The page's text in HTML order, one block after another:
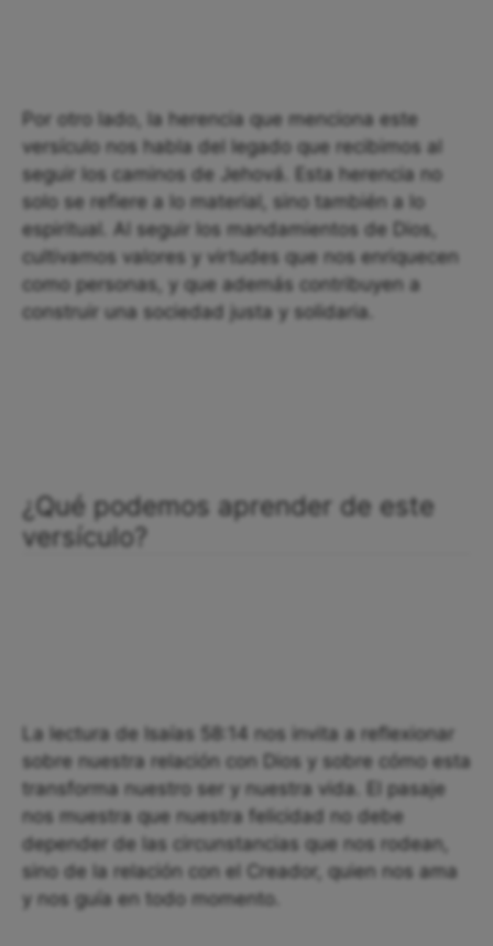
Por otro lado, la herencia que menciona este
versículo nos habla del legado que recibimos al
seguir los caminos de Jehová. Esta herencia no
solo se refiere a lo material, sino también a lo
espiritual. Al seguir los mandamientos de Dios,
cultivamos valores y virtudes que nos enriquecen
como personas, y que además contribuyen a
construir una sociedad justa y solidaria.
¿Qué podemos aprender de este
versículo?
La lectura de Isaías 58:14 nos invita a reflexionar
sobre nuestra relación con Dios y sobre cómo esta
transforma nuestro ser y nuestra vida. El pasaje
nos muestra que nuestra felicidad no debe
depender de las circunstancias que nos rodean,
sino de la relación con el Creador, quien nos ama
y nos guía en todo momento.